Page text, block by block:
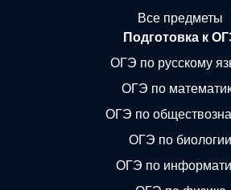
Все предметы
Подготовка к
ОГЭ по русскому
ОГЭ по
ОГЭ по
ОГЭ по биологии
ОГЭ по